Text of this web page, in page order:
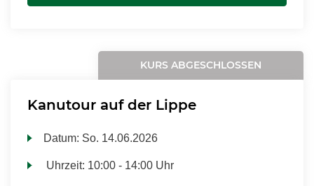
KURS ABGESCHLOSSEN
Kanutour auf der Lippe
Datum: So. 14.06.2026
Uhrzeit: 10:00 - 14:00 Uhr